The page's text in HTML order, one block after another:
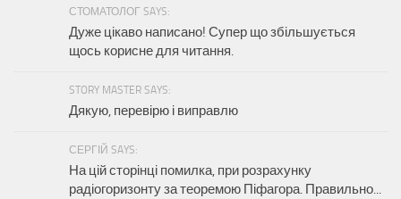
СТОМАТОЛОГ SAYS:
Дуже цікаво написано! Супер що збільшується
щось корисне для читання.
STORY MASTER SAYS:
Дякую, перевірю і виправлю
СЕРГІЙ SAYS:
На цій сторінці помилка, при розрахунку
радіогоризонту за теоремою Піфагора. Правильно...